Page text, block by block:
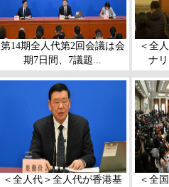
第14期全人代第2回会議は会
期7日間、7議題...
＜全
ナ
＜全人代＞全人代が香港基
＜全